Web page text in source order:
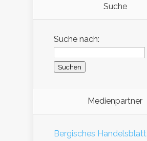
Suche
Suche nach:
Medienpartner
Bergisches Handelsblatt